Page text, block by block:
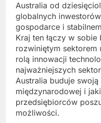
Australia od
globalnych
gospodarce i
Kraj ten łączy w
rozwiniętym sektorem
rolą innowacji
najważniejszych
Australia buduje
międzynarodowej i
przedsiębiorców
możliwości.